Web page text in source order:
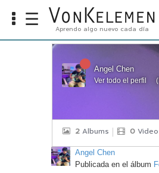
Info
☰ Aprendo algo nuevo cada día
Angel Chen
Ver todo el perfil (
2 Albums 0
Angel Chen
Publicada en el álbum